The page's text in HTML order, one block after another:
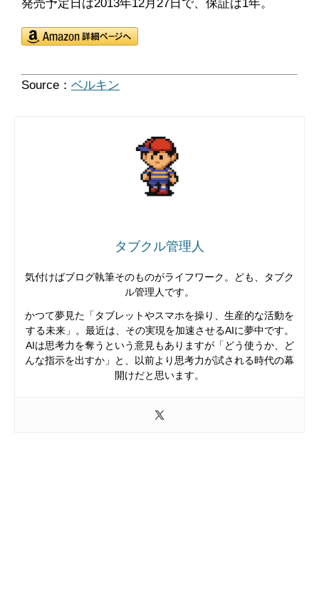
発売予定日は2013年12月27日で、保証は1年。
Source： ベルキン
タブクル管理人
気付けばブログ執筆そのものがライフワーク。ども、タブク
ル管理人です。
かつて夢見た「タブレットやスマホを操り、生産的な活動を
する未来」。最近は、その実現を加速させるAIに夢中です。
AIは思考力を奪うという意見もありますが「どう使うか、ど
んな指示を出すか」と、以前より思考力が試される時代の幕
開けだと思います。